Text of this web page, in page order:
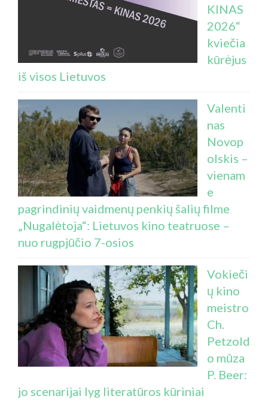
KINAS
2026“
kviečia
kūrėjus
iš visos Lietuvos
Valenti
nas
Novop
olskis –
vienam
e
pagrindinių vaidmenų penkių šalių filme
„Nugalėtoja“: Lietuvos kino teatruose –
nuo rugpjūčio 7-osios
Vokieči
ų kino
meistro
Ch.
Petzold
o mūza
P. Beer:
jo scenarijai lyg literatūros kūriniai